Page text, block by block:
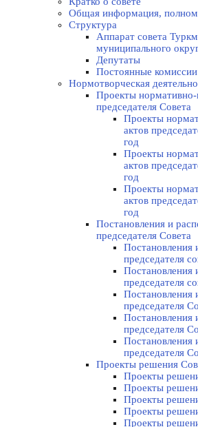
Общая информация,
Структура
Аппарат совета
муниципального
Депутаты
Постоянные комиссии
Нормотворческая
Проекты нормативно-
председателя Cовета
Проекты
актов
год
Проекты
актов
год
Проекты
актов
год
Постановления и
председателя Cовета
Постановления
председателя
Постановления
председателя
Постановления
председателя
Постановления
председателя
Постановления
председателя
Проекты решения
Проекты
Проекты
Проекты
Проекты
Проекты